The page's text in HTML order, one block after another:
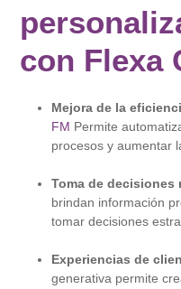
con Flexa
Mejora de la
FM Permite
procesos y aumentar
Toma de decisiones
brindan información
tomar decisiones
Experiencias de
generativa permite